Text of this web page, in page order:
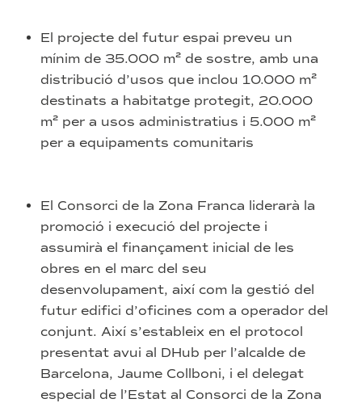
El projecte del futur espai preveu un
mínim de 35.000 m² de sostre, amb una
distribució d’usos que inclou 10.000 m²
destinats a habitatge protegit, 20.000
m² per a usos administratius i 5.000 m²
per a equipaments comunitaris
El Consorci de la Zona Franca liderarà la
promoció i execució del projecte i
assumirà el finançament inicial de les
obres en el marc del seu
desenvolupament, així com la gestió del
futur edifici d’oficines com a operador del
conjunt. Així s’estableix en el protocol
presentat avui al DHub per l’alcalde de
Barcelona, Jaume Collboni, i el delegat
especial de l’Estat al Consorci de la Zona